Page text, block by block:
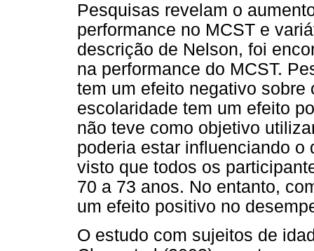
Pesquisas revelam o
performance no MCST e
descrição de Nelson, foi
na performance do MCST.
tem um efeito negativo
escolaridade tem um efeito
não teve como objetivo
poderia estar influenciando o
visto que todos os
70 a 73 anos. No entanto,
um efeito positivo no
O estudo com sujeitos de